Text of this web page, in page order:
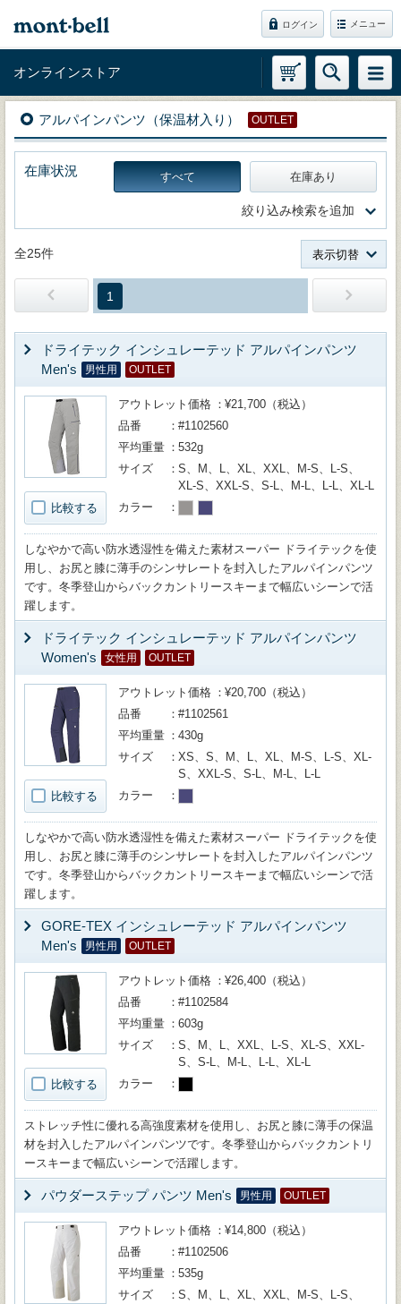
ログイン メニュー
オンラインストア
アルパインパンツ（保温材入り） OUTLET
在庫状況 すべて 在庫あり
絞り込み検索を追加
全25件 表示切替
1
ドライテック インシュレーテッド アルパインパンツ
Men's
男性用 OUTLET
比較する
アウトレット価格
¥21,700（税込）
品番
#1102560
平均重量
532g
サイズ
S、M、L、XL、XXL、M-S、L-S、
XL-S、XXL-S、S-L、M-L、L-L、XL-L
カラー
しなやかで高い防水透湿性を備えた素材スーパー ドライテックを使
用し、お尻と膝に薄手のシンサレートを封入したアルパインパンツ
です。冬季登山からバックカントリースキーまで幅広いシーンで活
躍します。
ドライテック インシュレーテッド アルパインパンツ
Women's
女性用 OUTLET
比較する
アウトレット価格
¥20,700（税込）
品番
#1102561
平均重量
430g
サイズ
XS、S、M、L、XL、M-S、L-S、XL-
S、XXL-S、S-L、M-L、L-L
カラー
しなやかで高い防水透湿性を備えた素材スーパー ドライテックを使
用し、お尻と膝に薄手のシンサレートを封入したアルパインパンツ
です。冬季登山からバックカントリースキーまで幅広いシーンで活
躍します。
GORE-TEX インシュレーテッド アルパインパンツ
Men's
男性用 OUTLET
比較する
アウトレット価格
¥26,400（税込）
品番
#1102584
平均重量
603g
サイズ
S、M、L、XXL、L-S、XL-S、XXL-
S、S-L、M-L、L-L、XL-L
カラー
ストレッチ性に優れる高強度素材を使用し、お尻と膝に薄手の保温
材を封入したアルパインパンツです。冬季登山からバックカントリ
ースキーまで幅広いシーンで活躍します。
パウダーステップ パンツ Men's 男性用 OUTLET
アウトレット価格
¥14,800（税込）
品番
#1102506
平均重量
535g
サイズ
S、M、L、XL、XXL、M-S、L-S、